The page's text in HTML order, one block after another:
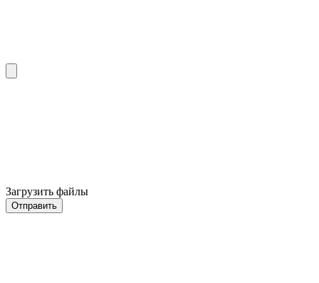
Загрузить файлы
Отправить